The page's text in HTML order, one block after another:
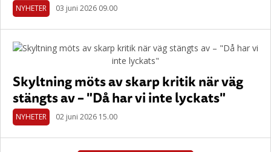
NYHETER 03 juni 2026 09.00
Skyltning möts av skarp kritik när väg
stängts av – "Då har vi inte lyckats"
NYHETER 02 juni 2026 15.00